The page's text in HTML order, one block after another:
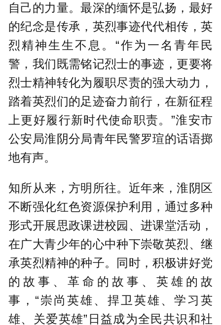
自己的力量。最深的缅怀是弘扬，最好
的纪念是传承，英烈事迹代代相传，英
烈精神生生不息。“作为一名青年民
警，我们既需铭记烈士的事迹，更要将
烈士精神转化为履职尽责的强大动力，
踏着英烈们的足迹奋力前行，在新征程
上更好履行新时代使命职责。”淮安市
公安局淮阴分局青年民警罗瑄的话语掷
地有声。
知所从来，方明所往。近年来，淮阴区
不断强化红色资源保护利用，通过多种
形式开展思政课进校园、进课堂活动，
在广大青少年的心中种下崇敬英烈、继
承英烈精神的种子。同时，积极讲好党
的故事、革命的故事、英雄的故
事，“崇尚英雄、捍卫英雄、学习英
雄、关爱英雄”日益成为全民共识和社